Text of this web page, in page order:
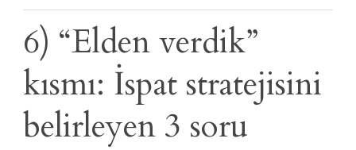
6) “Elden verdik”
kısmı: İspat stratejisini
belirleyen 3 soru